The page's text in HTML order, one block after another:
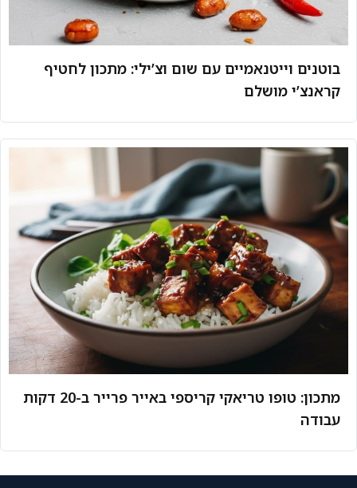
בוטנים וייטנאמיים עם שום וצ’ילי: מתכון לחטיף
קראנצ’י מושלם
מתכון: טופו טריאקי קריספי באייר פרייר ב-20 דקות
עבודה